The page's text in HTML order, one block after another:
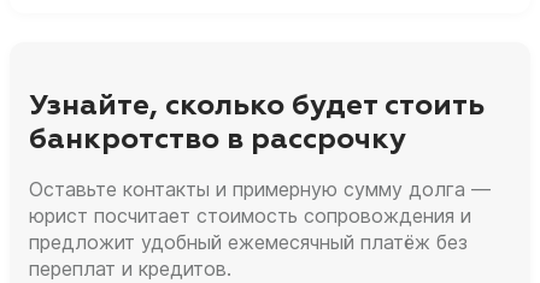
Узнайте, сколько будет стоить
банкротство в рассрочку
Оставьте контакты и примерную сумму долга —
юрист посчитает стоимость сопровождения и
предложит удобный ежемесячный платёж без
переплат и кредитов.